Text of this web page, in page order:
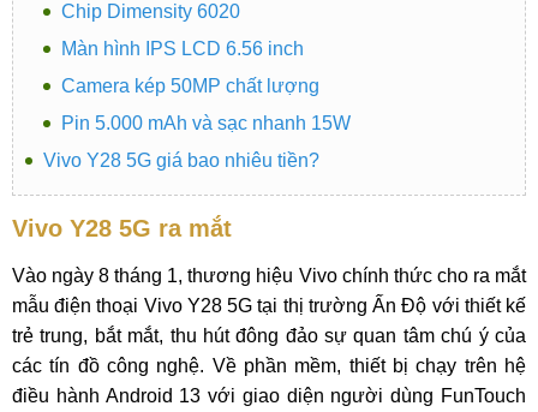
Chip Dimensity 6020
Màn hình IPS LCD 6.56 inch
Camera kép 50MP chất lượng
Pin 5.000 mAh và sạc nhanh 15W
Vivo Y28 5G giá bao nhiêu tiền?
Vivo Y28 5G ra mắt
Vào ngày 8 tháng 1, thương hiệu Vivo chính thức cho ra mắt
mẫu điện thoại Vivo Y28 5G tại thị trường Ấn Độ với thiết kế
trẻ trung, bắt mắt, thu hút đông đảo sự quan tâm chú ý của
các tín đồ công nghệ. Về phần mềm, thiết bị chạy trên hệ
điều hành Android 13 với giao diện người dùng FunTouch